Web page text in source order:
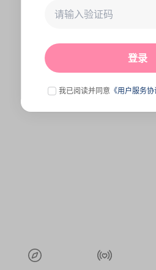
登录
我已阅读并同意 《用户服务协
未连接到服务器,刷